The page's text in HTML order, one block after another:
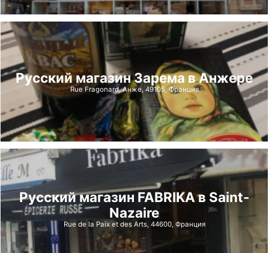
Русский магазин Зарема в Анжере
Rue Fragonard, Анже, 49105, Франция
Русский магазин FABRIKA в Saint-
Nazaire
Rue de la Paix et des Arts, 44600, Франция